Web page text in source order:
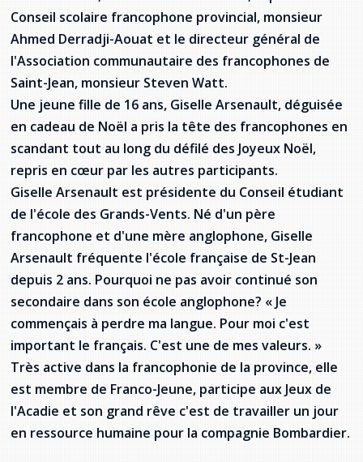
Acheter un véhicule neuf ou d'occasion ou
louer sur le long terme (leasing) un véhicule
neuf
Bureaux de l'Aide juridique de Terre-Neuve-
Passeport Santé
Répertoire des professionnels de santé
Visages de la santé
Pinos Mpiana
Allison Chaytor
Maurice Nzoyamara
Lee Trowbridge
Randy Follet
Skye Fisher
Anastasia Knudsen
Programmes et services du gouvernement
provincial
Ressources linguistiques pour la
communication en santé
Conseil scolaire francophone provincial, monsieur
Ahmed Derradji-Aouat et le directeur général de
l'Association communautaire des francophones de
Saint-Jean, monsieur Steven Watt.
Une jeune fille de 16 ans, Giselle Arsenault, déguisée
en cadeau de Noël a pris la tête des francophones en
scandant tout au long du défilé des Joyeux Noël,
repris en cœur par les autres participants.
Giselle Arsenault est présidente du Conseil étudiant
de l'école des Grands-Vents. Né d'un père
francophone et d'une mère anglophone, Giselle
Arsenault fréquente l'école française de St-Jean
depuis 2 ans. Pourquoi ne pas avoir continué son
secondaire dans son école anglophone? « Je
commençais à perdre ma langue. Pour moi c'est
important le français. C'est une de mes valeurs. »
Très active dans la francophonie de la province, elle
est membre de Franco-Jeune, participe aux Jeux de
l'Acadie et son grand rêve c'est de travailler un jour
en ressource humaine pour la compagnie Bombardier.